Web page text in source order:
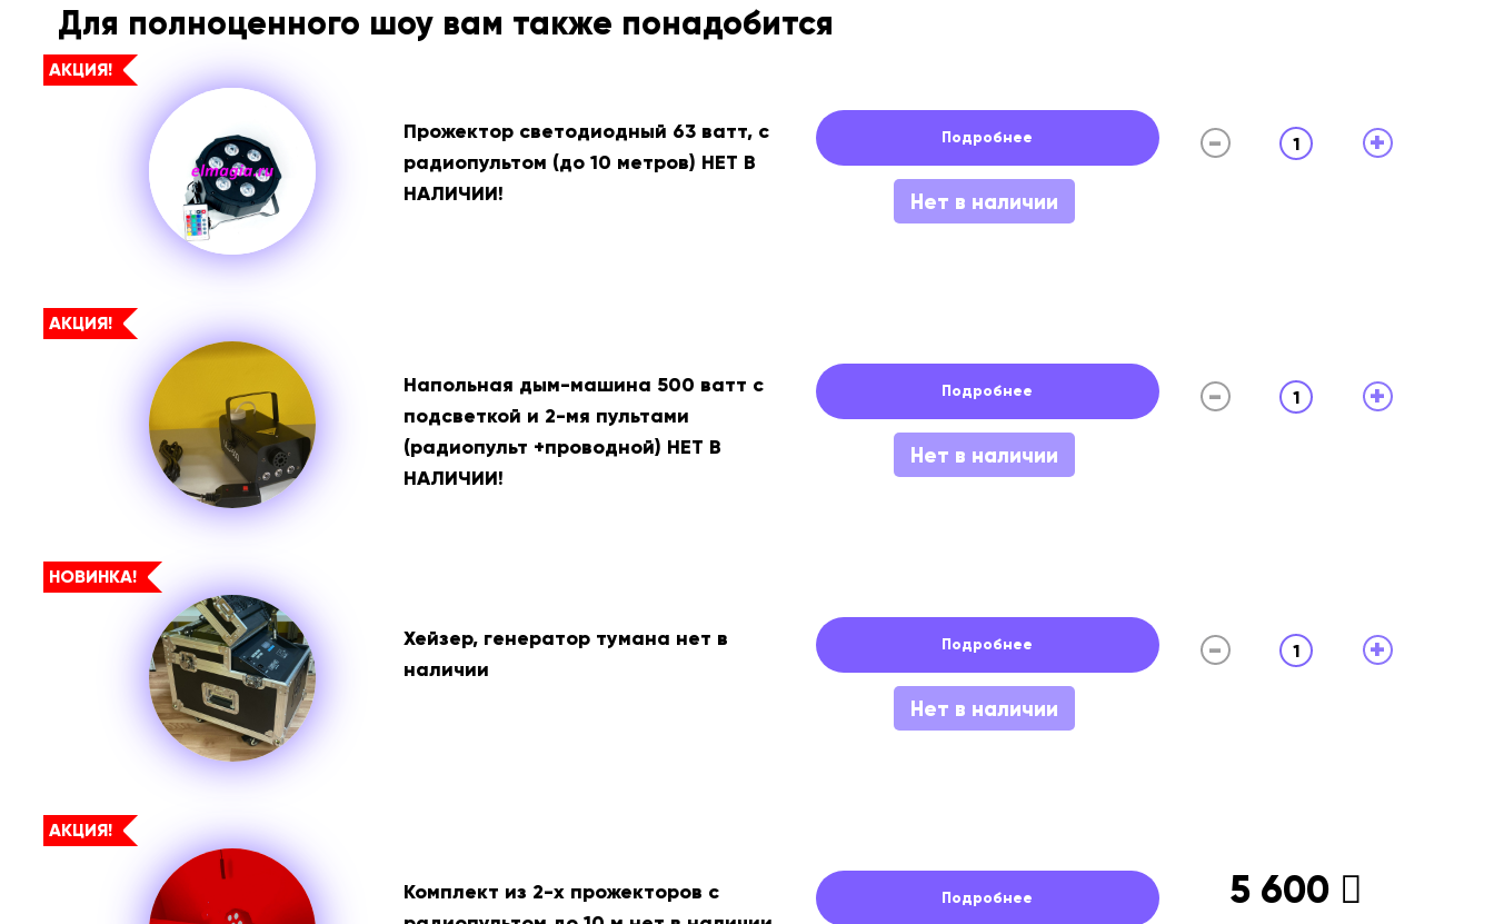
Для полноценного шоу вам также понадобится
АКЦИЯ!
Прожектор светодиодный 63 ватт, с
радиопультом (до 10 метров) НЕТ В
НАЛИЧИИ!
- 1 +
Подробнее
Нет в наличии
АКЦИЯ!
Напольная дым-машина 500 ватт с
подсветкой и 2-мя пультами
(радиопульт +проводной) НЕТ В
НАЛИЧИИ!
- 1 +
Подробнее
Нет в наличии
НОВИНКА!
Хейзер, генератор тумана нет в
наличии
- 1 +
Подробнее
Нет в наличии
АКЦИЯ!
Комплект из 2-х прожекторов с
5 600
Подробнее